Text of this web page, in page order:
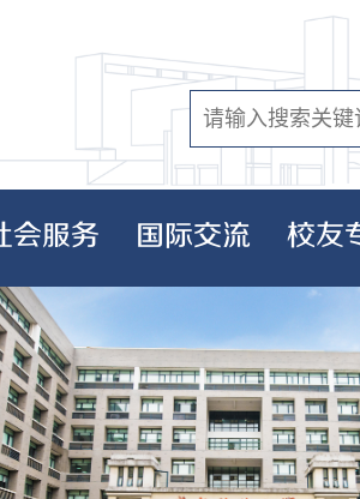
会服务 国际交流 校友